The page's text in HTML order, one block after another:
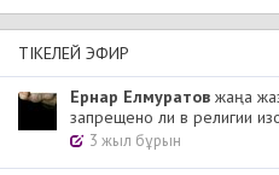
ТІКЕЛЕЙ ЭФИР
Ернар Елмуратов жаңа
запрещено ли в религии
3 жыл бұрын